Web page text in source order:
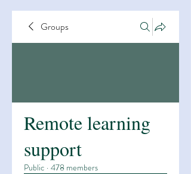
Groups
Remote learning
support
Public · 478 members